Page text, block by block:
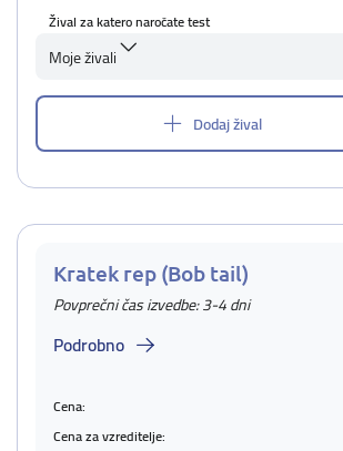
Žival za katero naročate test
Moje živali
Dodaj žival
Kratek rep (Bob tail)
Povprečni čas izvedbe: 3-4 dni
Podrobno
Cena:
Cena za vzreditelje: